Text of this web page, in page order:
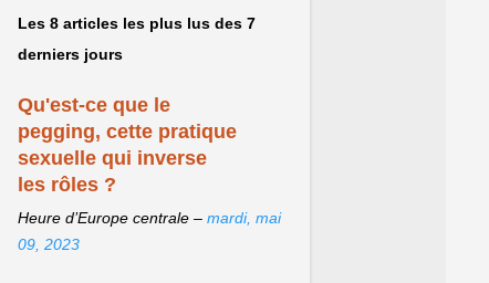
Les 8 articles les plus lus des 7
derniers jours
Qu'est-ce que le
pegging, cette pratique
sexuelle qui inverse
les rôles ?
Heure d’Europe centrale – mardi, mai
09, 2023